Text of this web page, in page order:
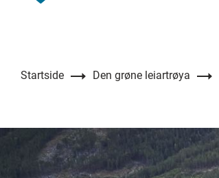
Startside Den grøne leiartrøya